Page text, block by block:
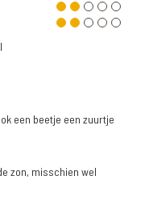
een beetje een zuurtje
zon, misschien wel